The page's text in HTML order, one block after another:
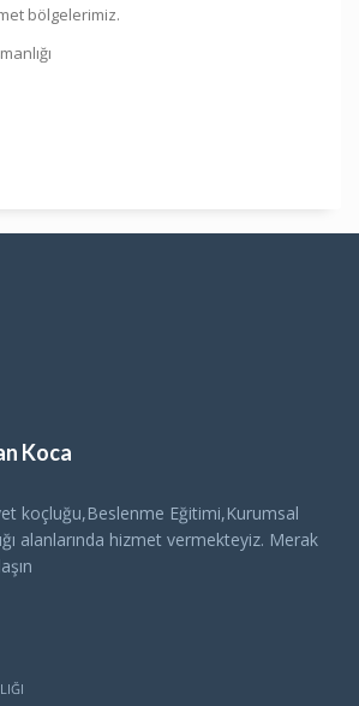
bölgelerimiz.
Koca
koçluğu,Beslenme Eğitimi,Kurumsal
alanlarında hizmet vermekteyiz. Merak